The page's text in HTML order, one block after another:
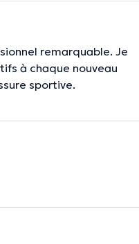
remarquable. Je
à chaque nouveau
sportive.